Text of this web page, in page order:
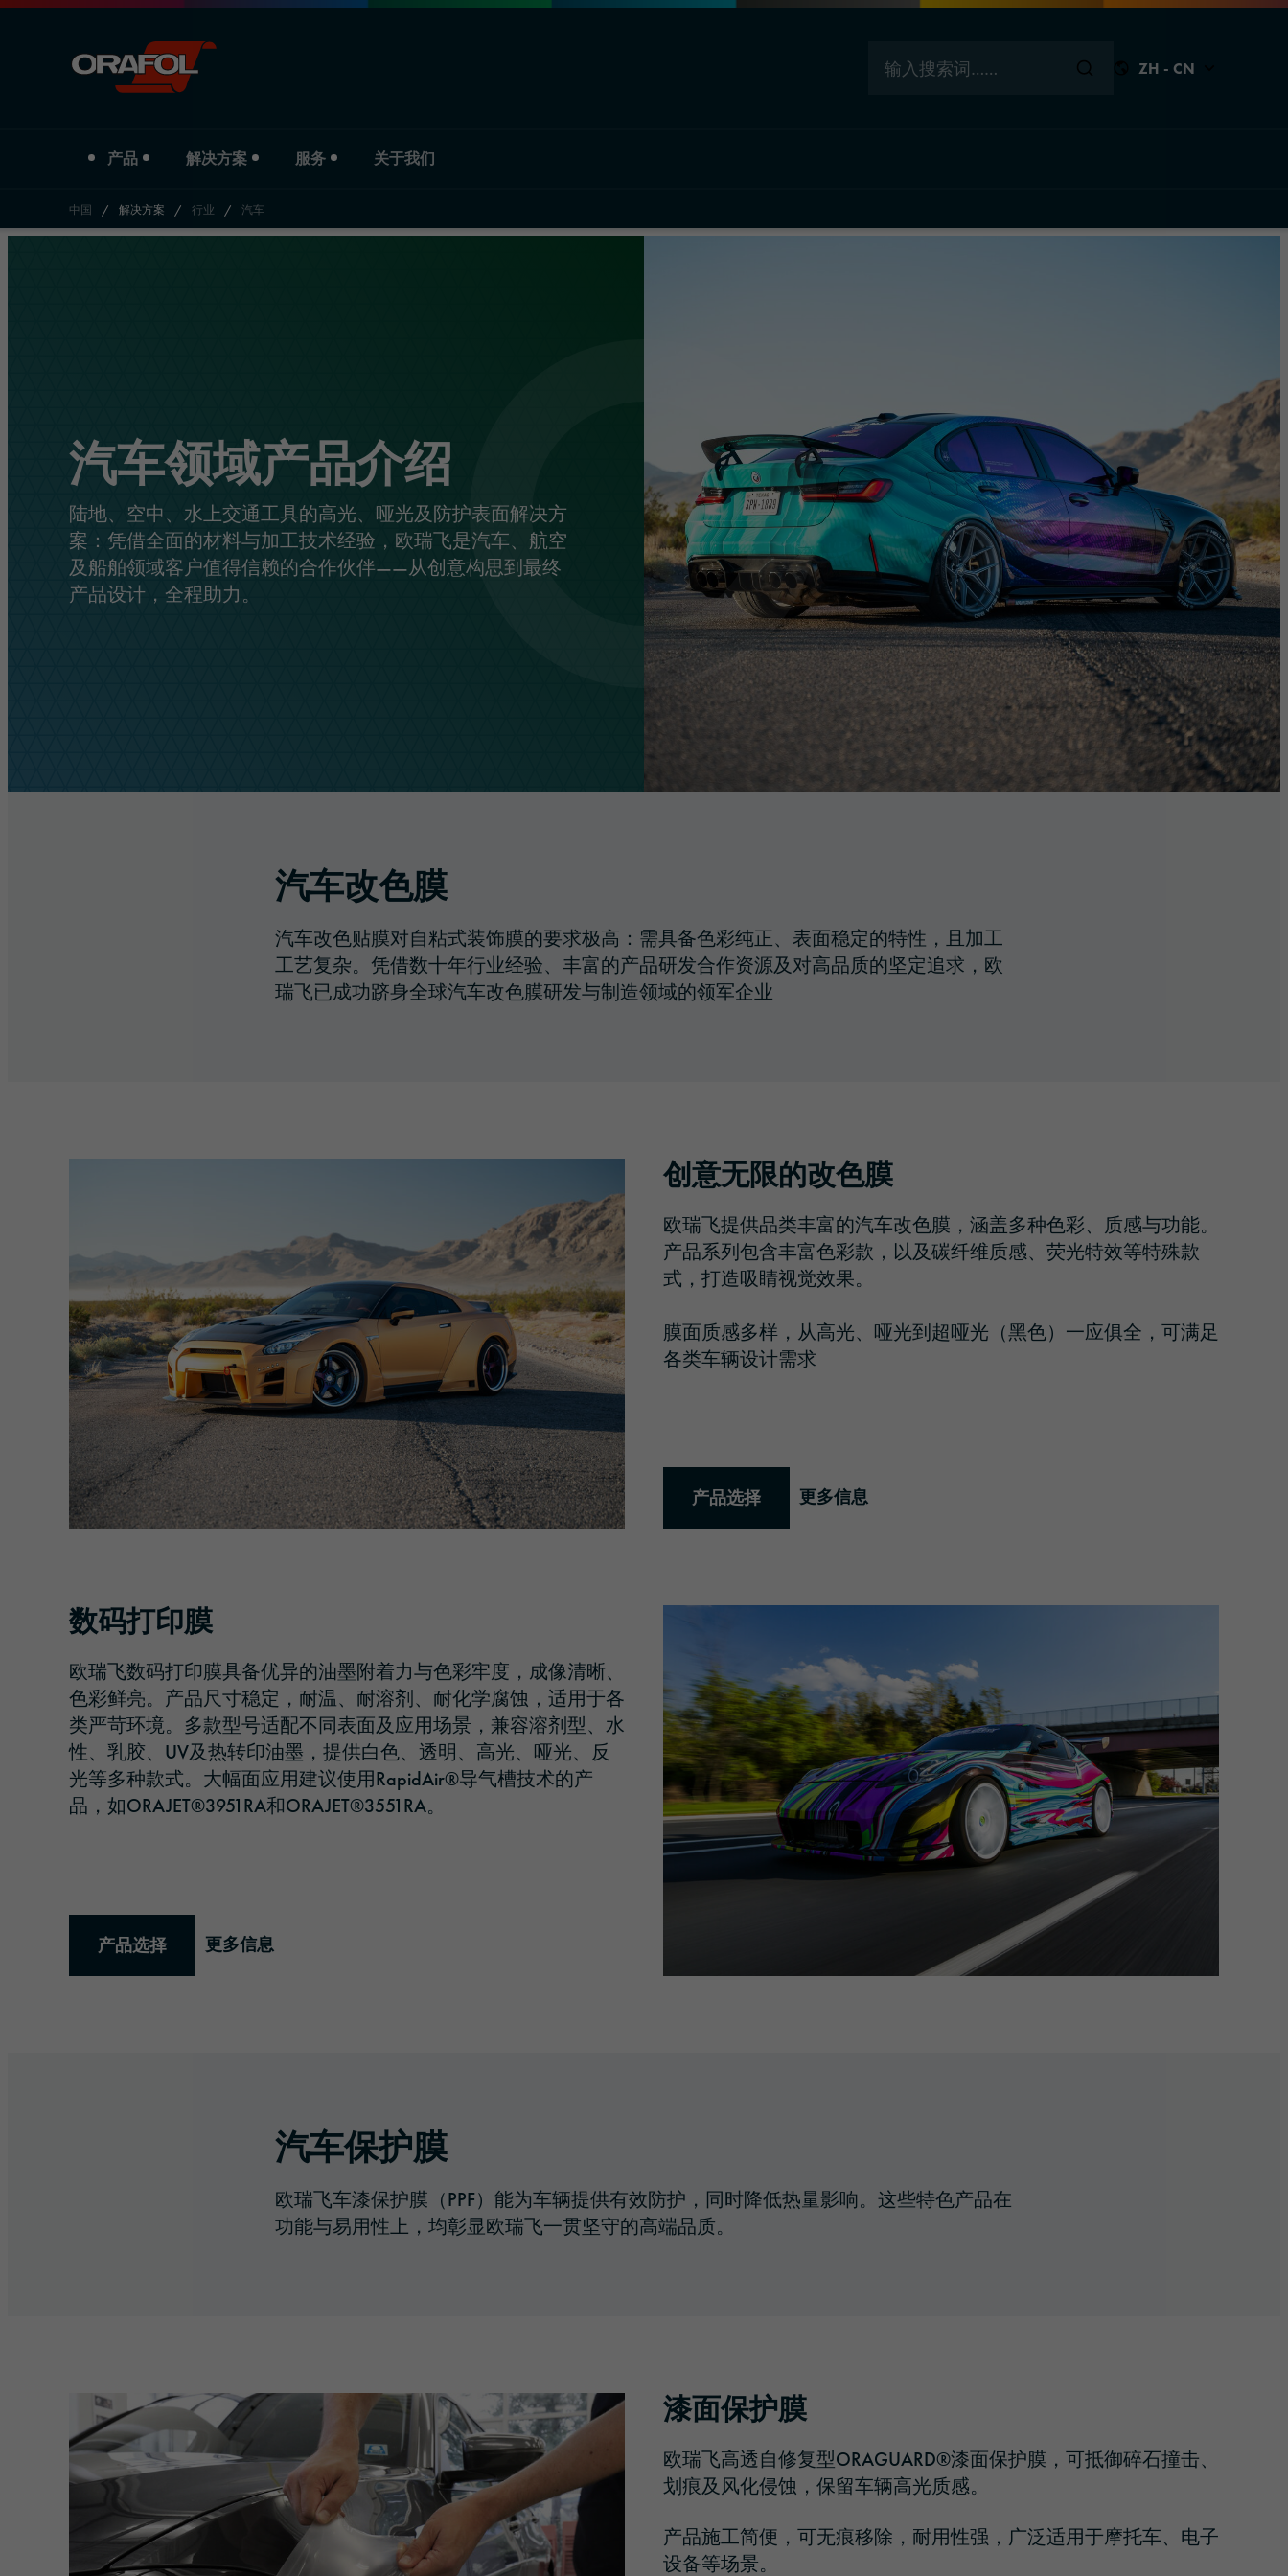
输入搜索词…… ZH - CN
产品
胶带
防晒膜
覆膜和保护膜
挤出薄膜
解决方案
交通与基础设施
物流与公共交通
建筑与施工
安全与防护
光学解决方案
服务 关于我们
管理
责任
中国 / 解决方案 / 行业 / 汽车
汽车领域产品介绍
陆地、空中、水上交通工具的高光、哑光及防护表面解决方
案：凭借全面的材料与加工技术经验，欧瑞飞是汽车、航空
及船舶领域客户值得信赖的合作伙伴——从创意构思到最终
产品设计，全程助力。
汽车改色膜
汽车改色贴膜对自粘式装饰膜的要求极高：需具备色彩纯正、表面稳定的特性，且加工
工艺复杂。凭借数十年行业经验、丰富的产品研发合作资源及对高品质的坚定追求，欧
瑞飞已成功跻身全球汽车改色膜研发与制造领域的领军企业
创意无限的改色膜
欧瑞飞提供品类丰富的汽车改色膜 ， 涵盖多种色彩、质感与功能。
产品系列包含丰富色彩款，以及碳纤维质感、荧光特效等特殊款
式，打造吸睛视觉效果。
膜面质感多样，从高光、哑光到超哑光（黑色）一应俱全，可满足
各类车辆设计需求
产品选择 更多信息
数码打印膜
欧瑞飞数码打印膜具备优异的油墨附着力与色彩牢度，成像清晰、
色彩鲜亮。产品尺寸稳定，耐温、耐溶剂、耐化学腐蚀，适用于各
类严苛环境。多款型号适配不同表面及应用场景，兼容溶剂型、水
性、乳胶、UV及热转印油墨，提供白色、透明、高光、哑光、反
光等多种款式。大幅面应用建议使用RapidAir®导气槽技术的产
品，如ORAJET®3951RA和ORAJET®3551RA。
产品选择 更多信息
汽车保护膜
欧瑞飞车漆保护膜（PPF）能为车辆提供有效防护，同时降低热量影响。这些特色产品在
功能与易用性上，均彰显欧瑞飞一贯坚守的高端品质。
漆面保护膜
欧瑞飞高透自修复型ORAGUARD®漆面保护膜 ， 可抵御碎石撞击、
划痕及风化侵蚀 ， 保留车辆高光质感。
产品施工简便，可无痕移除，耐用性强，广泛适用于摩托车、电子
设备等场景。